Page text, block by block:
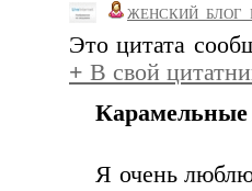
Это цитата
+ В свой
Карамельные
Я очень